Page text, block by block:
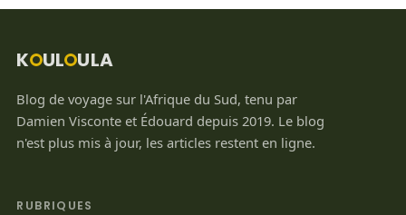
K O
UL O
ULA
Blog de voyage sur l'Afrique du Sud, tenu par
Damien Visconte et Édouard depuis 2019. Le blog
n'est plus mis à jour, les articles restent en ligne.
RUBRIQUES